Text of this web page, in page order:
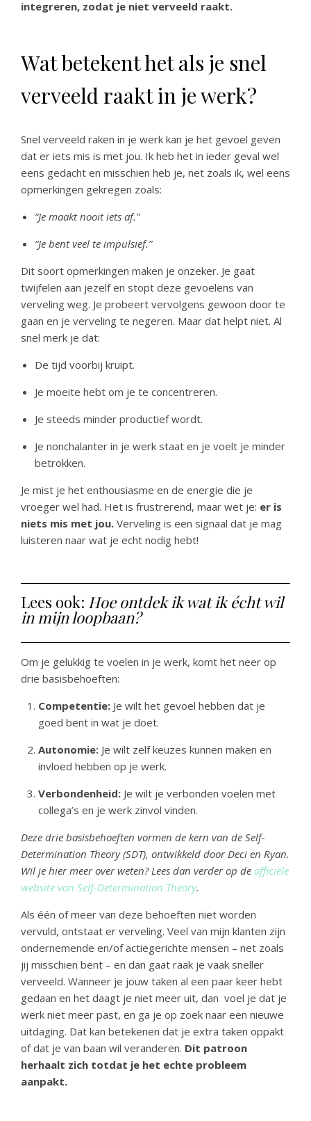
integreren, zodat je niet verveeld raakt.
Wat betekent het als je snel
verveeld raakt in je werk?
Snel verveeld raken in je werk kan je het gevoel geven
dat er iets mis is met jou. Ik heb het in ieder geval wel
eens gedacht en misschien heb je, net zoals ik, wel eens
opmerkingen gekregen zoals:
“Je maakt nooit iets af.”
“Je bent veel te impulsief.”
Dit soort opmerkingen maken je onzeker. Je gaat
twijfelen aan jezelf en stopt deze gevoelens van
verveling weg. Je probeert vervolgens gewoon door te
gaan en je verveling te negeren. Maar dat helpt niet. Al
snel merk je dat:
De tijd voorbij kruipt.
Je moeite hebt om je te concentreren.
Je steeds minder productief wordt.
Je nonchalanter in je werk staat en je voelt je minder
betrokken.
Je mist je het enthousiasme en de energie die je
vroeger wel had. Het is frustrerend, maar wet je: er is
niets mis met jou. Verveling is een signaal dat je mag
luisteren naar wat je echt nodig hebt!
Lees ook: Hoe ontdek ik wat ik écht wil
in mijn loopbaan?
Om je gelukkig te voelen in je werk, komt het neer op
drie basisbehoeften:
Competentie: Je wilt het gevoel hebben dat je
goed bent in wat je doet.
Autonomie: Je wilt zelf keuzes kunnen maken en
invloed hebben op je werk.
Verbondenheid: Je wilt je verbonden voelen met
collega’s en je werk zinvol vinden.
Deze drie basisbehoeften vormen de kern van de Self-
Determination Theory (SDT), ontwikkeld door Deci en Ryan.
Wil je hier meer over weten? Lees dan verder op de officiële
website van Self-Determination Theory.
Als één of meer van deze behoeften niet worden
vervuld, ontstaat er verveling. Veel van mijn klanten zijn
ondernemende en/of actiegerichte mensen – net zoals
jij misschien bent – en dan gaat raak je vaak sneller
verveeld. Wanneer je jouw taken al een paar keer hebt
gedaan en het daagt je niet meer uit, dan voel je dat je
werk niet meer past, en ga je op zoek naar een nieuwe
uitdaging. Dat kan betekenen dat je extra taken oppakt
of dat je van baan wil veranderen. Dit patroon
herhaalt zich totdat je het echte probleem
aanpakt.